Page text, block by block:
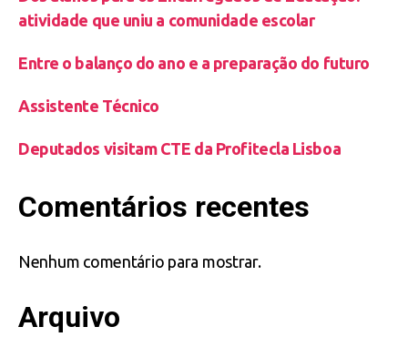
atividade que uniu a comunidade escolar
Entre o balanço do ano e a preparação do futuro
Assistente Técnico
Deputados visitam CTE da Profitecla Lisboa
Comentários recentes
Nenhum comentário para mostrar.
Arquivo